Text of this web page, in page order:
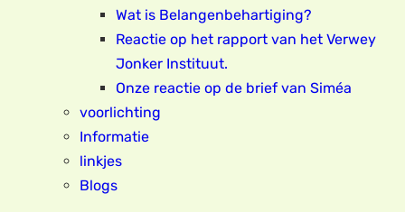
Wat is Belangenbehartiging?
Reactie op het rapport van het Verwey
Jonker Instituut.
Onze reactie op de brief van Siméa
voorlichting
Informatie
linkjes
Blogs